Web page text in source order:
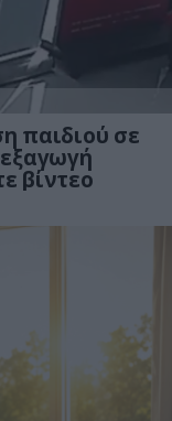
παιδιού σε
βίντεο